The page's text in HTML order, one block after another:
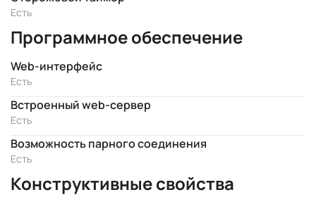
Есть
Программное обеспечение
Web-интерфейс
Есть
Встроенный web-сервер
Есть
Возможность парного соединения
Есть
Конструктивные свойства